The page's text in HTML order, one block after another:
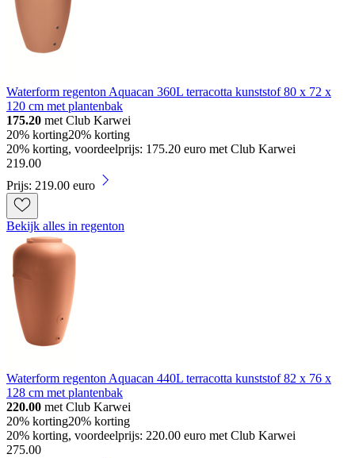
Waterform regenton Aquacan 360L terracotta kunststof 80 x 72 x
120 cm met plantenbak
175.20 met Club Karwei
20% korting20% korting
20% korting, voordeelprijs: 175.20 euro met Club Karwei
219.00
Prijs: 219.00 euro
Bekijk alles in regenton
Waterform regenton Aquacan 440L terracotta kunststof 82 x 76 x
128 cm met plantenbak
220.00 met Club Karwei
20% korting20% korting
20% korting, voordeelprijs: 220.00 euro met Club Karwei
275.00